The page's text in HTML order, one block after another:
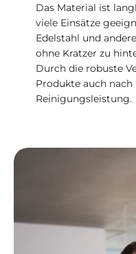
Das Material ist
viele Einsätze
Edelstahl und
ohne Kratzer zu
Durch die robuste
Produkte auch
Reinigungsleistung.